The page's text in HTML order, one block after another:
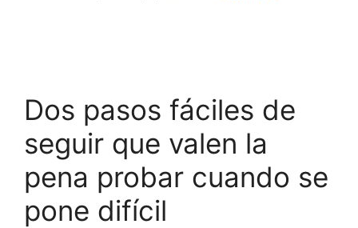
Dos pasos fáciles de
seguir que valen la
pena probar cuando se
pone difícil